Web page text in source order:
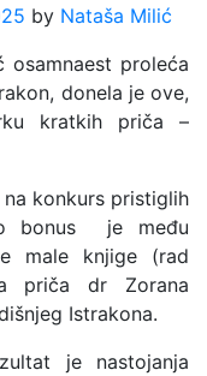
by Nataša Milić
osamnaest proleća
donela je ove,
kratkih priča –
konkurs pristiglih
bonus je među
male knjige (rad
priča dr Zorana
Istrakona.
je nastojanja